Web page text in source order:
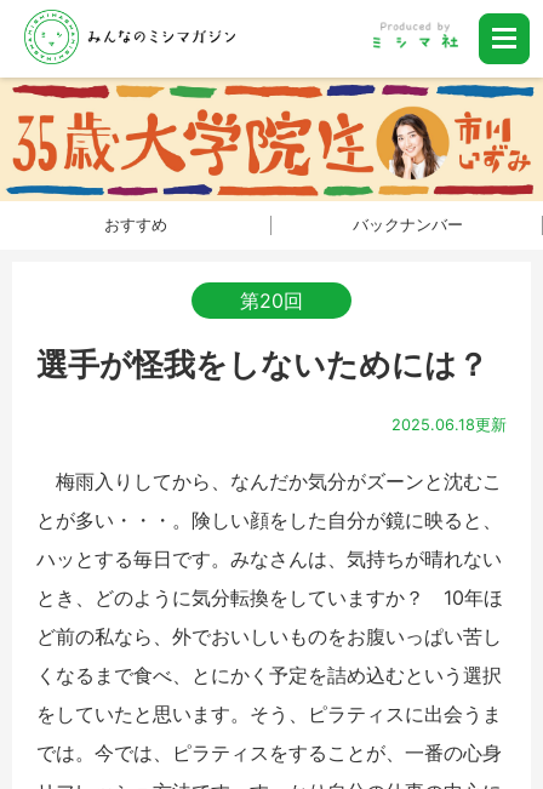
おすすめ バックナンバー
第20回
選手が怪我をしないためには？
2025.06.18更新
梅雨入りしてから、なんだか気分がズーンと沈むこ
とが多い・・・。険しい顔をした自分が鏡に映ると、
ハッとする毎日です。みなさんは、気持ちが晴れない
とき、どのように気分転換をしていますか？ 10年ほ
ど前の私なら、外でおいしいものをお腹いっぱい苦し
くなるまで食べ、とにかく予定を詰め込むという選択
をしていたと思います。そう、ピラティスに出会うま
では。今では、ピラティスをすることが、一番の心身